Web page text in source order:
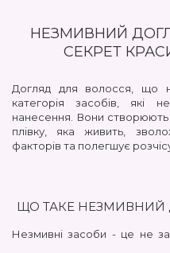
НЕЗМИВНИЙ
СЕКРЕТ
Догляд для волосся, що
категорія засобів, які
нанесення. Вони створюють
плівку, яка живить,
факторів та полегшує
ЩО ТАКЕ НЕЗМИВНИЙ
Незмивні засоби - це не